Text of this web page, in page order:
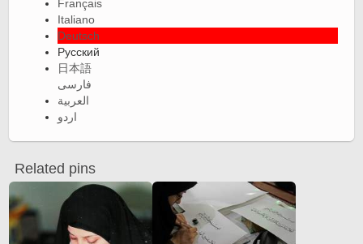
Français
Italiano
Deutsch
Русский
日本語
فارسی
العربية
اردو
Related pins